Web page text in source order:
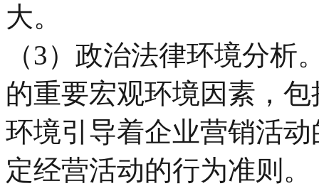
大。
（3）政治法律环境分
的重要宏观环境因素，
环境引导着企业营销活
定经营活动的行为准则。